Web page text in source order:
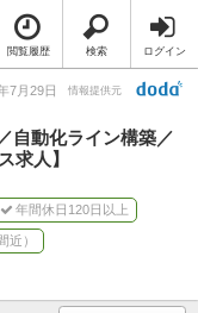
閲覧履歴 検索 ログイン
7月29日 情報提供元
自動化ライン構築／
求人】
年間休日120日以上
近）